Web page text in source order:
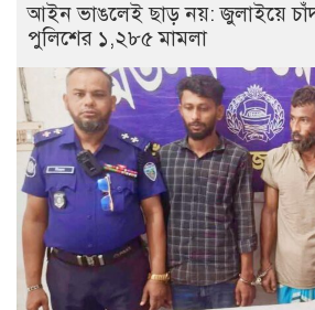
আইন ভাঙলেই ছাড় নয়: জুলাইয়ে
পুলিশের ১,২৮৫ মামলা